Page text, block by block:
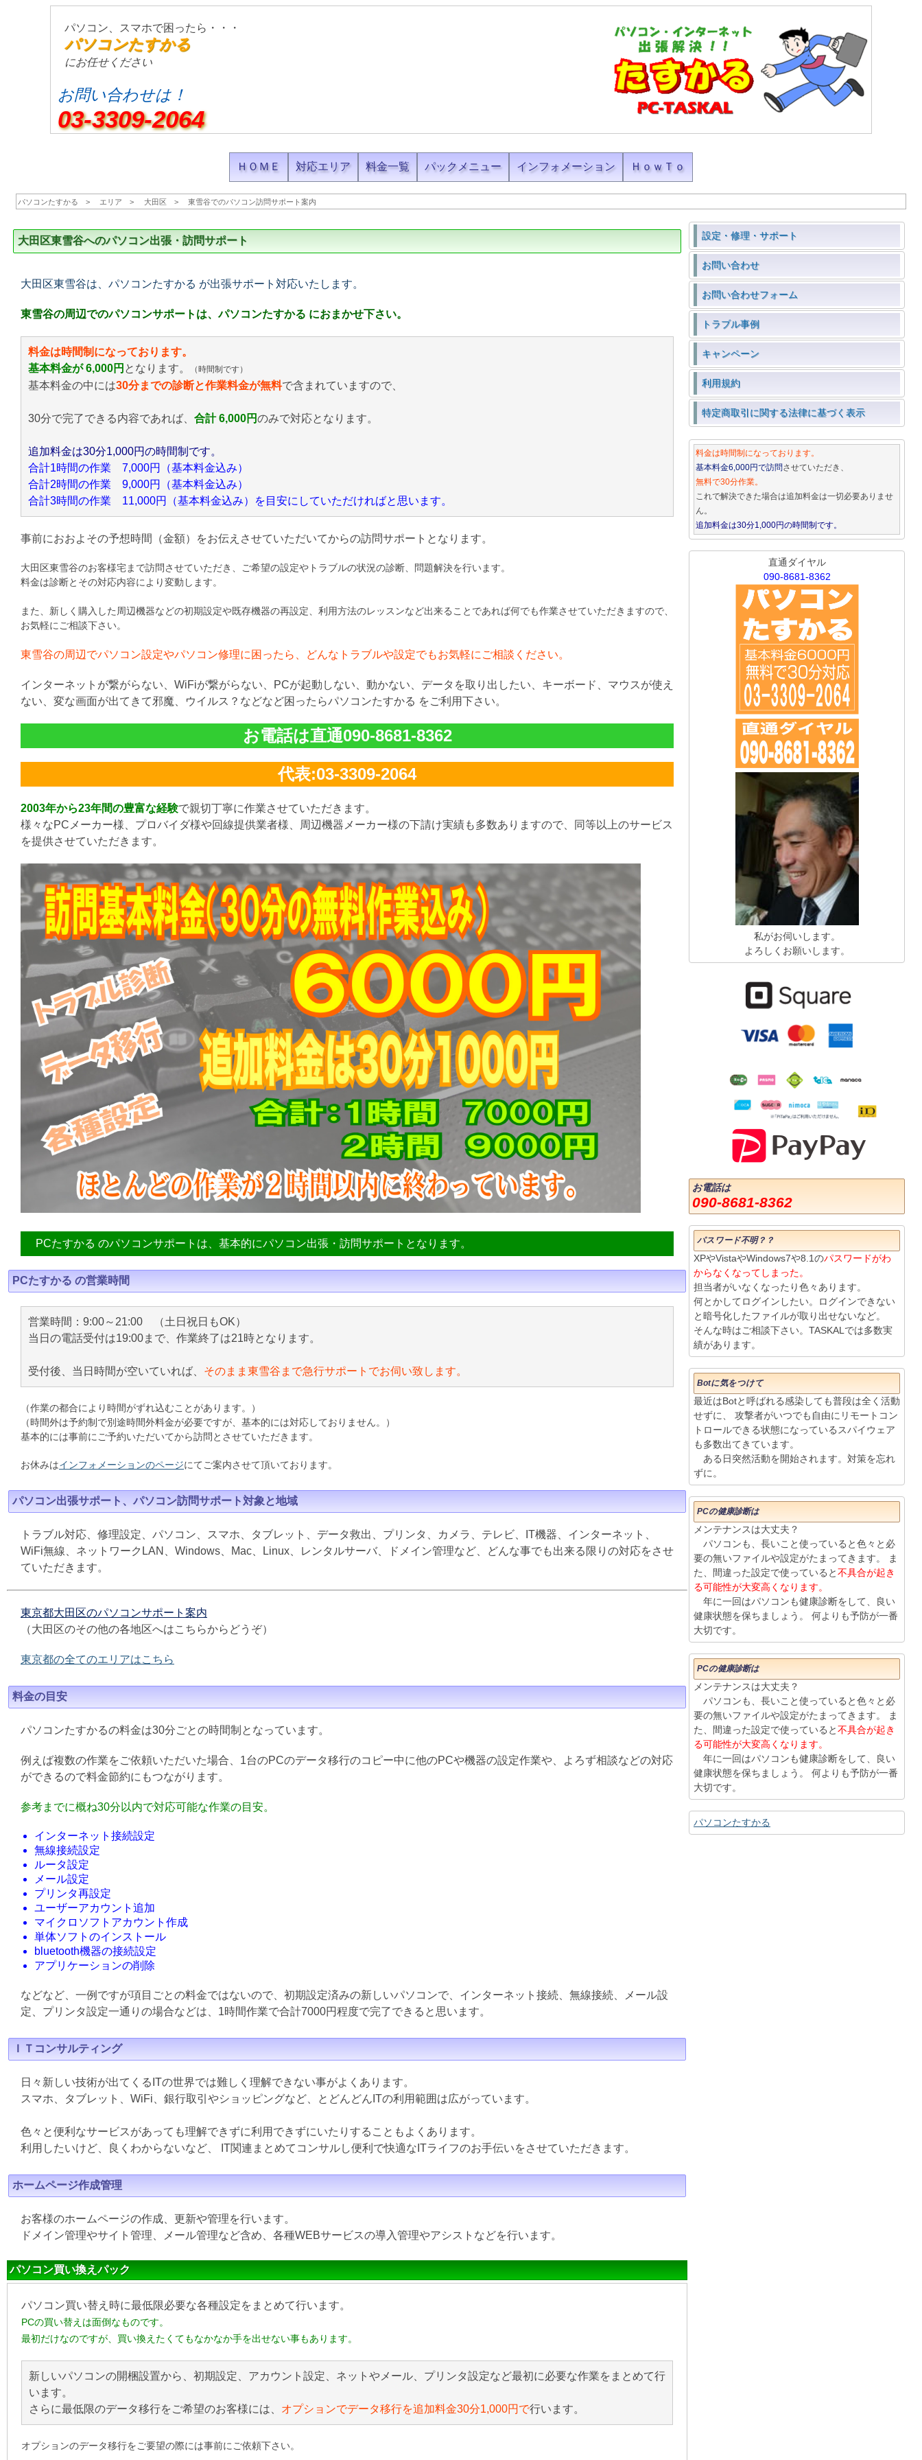
パソコン、スマホで困ったら・・・
パソコンたすかる
にお任せください
お問い合わせは！
03-3309-2064
ＨＯＭＥ 対応エリア 料金一覧 パックメニュー インフォメーション ＨｏｗＴｏ
パソコンたすかる エリア 大田区 東雪谷でのパソコン訪問サポート案内
大田区東雪谷へのパソコン出張・訪問サポート
大田区東雪谷は、パソコンたすかる が出張サポート対応いたします。
東雪谷の周辺でのパソコンサポートは、パソコンたすかる におまかせ下さい。
料金は時間制になっております。
基本料金が 6,000円 となります。 （時間制です）
基本料金の中には30分までの診断と作業料金が無料で含まれていますので、
30分で完了できる内容であれば、 合計 6,000円のみで対応となります。
追加料金は30分1,000円の時間制です。
合計1時間の作業 7,000円（基本料金込み）
合計2時間の作業 9,000円（基本料金込み）
合計3時間の作業 11,000円（基本料金込み）を目安にしていただければと思います。
事前におおよその予想時間（金額）をお伝えさせていただいてからの訪問サポートとなります。
大田区東雪谷のお客様宅まで訪問させていただき、ご希望の設定やトラブルの状況の診断、問題解決を行います。
料金は診断とその対応内容により変動します。
また、新しく購入した周辺機器などの初期設定や既存機器の再設定、利用方法のレッスンなど出来ることであれば何でも作業させていただきますので、
お気軽にご相談下さい。
東雪谷の周辺でパソコン設定やパソコン修理に困ったら、どんなトラブルや設定でもお気軽にご相談ください。
インターネットが繋がらない、WiFiが繋がらない、PCが起動しない、動かない、データを取り出したい、キーボード、マウスが使え
ない、変な画面が出てきて邪魔、ウイルス？などなど困ったらパソコンたすかる をご利用下さい。
お電話は直通090-8681-8362
代表:03-3309-2064
2003年から23年間の豊富な経験で親切丁寧に作業させていただきます。
様々なPCメーカー様、プロバイダ様や回線提供業者様、周辺機器メーカー様の下請け実績も多数ありますので、同等以上のサービス
を提供させていただきます。
PCたすかる のパソコンサポートは、基本的にパソコン出張・訪問サポートとなります。
PCたすかる の営業時間
営業時間：9:00～21:00 （土日祝日もOK）
当日の電話受付は19:00まで、作業終了は21時となります。
受付後、当日時間が空いていれば、 そのまま東雪谷まで急行サポートでお伺い致します。
（作業の都合により時間がずれ込むことがあります。）
（時間外は予約制で別途時間外料金が必要ですが、基本的には対応しておりません。）
基本的には事前にご予約いただいてから訪問とさせていただきます。
お休みはインフォメーションのページにてご案内させて頂いております。
パソコン出張サポート、パソコン訪問サポート対象と地域
トラブル対応、修理設定、パソコン、スマホ、タブレット、データ救出、プリンタ、カメラ、テレビ、IT機器、インターネット、
WiFi無線、ネットワークLAN、Windows、Mac、Linux、レンタルサーバ、ドメイン管理など、どんな事でも出来る限りの対応をさせ
ていただきます。
東京都大田区のパソコンサポート案内
（大田区のその他の各地区へはこちらからどうぞ）
東京都の全てのエリアはこちら
料金の目安
パソコンたすかるの料金は30分ごとの時間制となっています。
例えば複数の作業をご依頼いただいた場合、1台のPCのデータ移行のコピー中に他のPCや機器の設定作業や、よろず相談などの対応
ができるので料金節約にもつながります。
参考までに概ね30分以内で対応可能な作業の目安。
インターネット接続設定
無線接続設定
ルータ設定
メール設定
プリンタ再設定
ユーザーアカウント追加
マイクロソフトアカウント作成
単体ソフトのインストール
bluetooth機器の接続設定
アプリケーションの削除
などなど、一例ですが項目ごとの料金ではないので、初期設定済みの新しいパソコンで、インターネット接続、無線接続、メール設
定、プリンタ設定一通りの場合などは、1時間作業で合計7000円程度で完了できると思います。
ＩＴコンサルティング
日々新しい技術が出てくるITの世界では難しく理解できない事がよくあります。
スマホ、タブレット、WiFi、銀行取引やショッピングなど、とどんどんITの利用範囲は広がっています。
色々と便利なサービスがあっても理解できずに利用できずにいたりすることもよくあります。
利用したいけど、良くわからないなど、 IT関連まとめてコンサルし便利で快適なITライフのお手伝いをさせていただきます。
ホームページ作成管理
お客様のホームページの作成、更新や管理を行います。
ドメイン管理やサイト管理、メール管理など含め、各種WEBサービスの導入管理やアシストなどを行います。
パソコン買い換えパック
パソコン買い替え時に最低限必要な各種設定をまとめて行います。
PCの買い替えは面倒なものです。
最初だけなのですが、買い換えたくてもなかなか手を出せない事もあります。
新しいパソコンの開梱設置から、初期設定、アカウント設定、ネットやメール、プリンタ設定など最初に必要な作業をまとめて行
います。
さらに最低限のデータ移行をご希望のお客様には、 オプションでデータ移行を追加料金30分1,000円で行います。
オプションのデータ移行をご要望の際には事前にご依頼下さい。
設定・修理・サポート
お問い合わせ
お問い合わせフォーム
トラブル事例
キャンペーン
利用規約
特定商取引に関する法律に基づく表示
料金は時間制になっております。
基本料金6,000円で訪問させていただき、
無料で30分作業。
これで解決できた場合は追加料金は一切必要ありませ
ん。
追加料金は30分1,000円の時間制です。
直通ダイヤル
090-8681-8362
私がお伺いします。
よろしくお願いします。
お電話は
090-8681-8362
パスワード不明？？
XPやVistaやWindows7や8.1のパスワードがわ
からなくなってしまった。
担当者がいなくなったり色々あります。
何とかしてログインしたい。ログインできない
と暗号化したファイルが取り出せないなど。
そんな時はご相談下さい。TASKALでは多数実
績があります。
Botに気をつけて
最近はBotと呼ばれる感染しても普段は全く活動
せずに、 攻撃者がいつでも自由にリモートコン
トロールできる状態になっているスパイウェア
も多数出てきています。
ある日突然活動を開始されます。対策を忘れ
ずに。
PCの健康診断は
メンテナンスは大丈夫？
パソコンも、長いこと使っていると色々と必
要の無いファイルや設定がたまってきます。 ま
た、間違った設定で使っていると不具合が起き
る可能性が大変高くなります。
年に一回はパソコンも健康診断をして、良い
健康状態を保ちましょう。 何よりも予防が一番
大切です。
PCの健康診断は
メンテナンスは大丈夫？
パソコンも、長いこと使っていると色々と必
要の無いファイルや設定がたまってきます。 ま
た、間違った設定で使っていると不具合が起き
る可能性が大変高くなります。
年に一回はパソコンも健康診断をして、良い
健康状態を保ちましょう。 何よりも予防が一番
大切です。
パソコンたすかる